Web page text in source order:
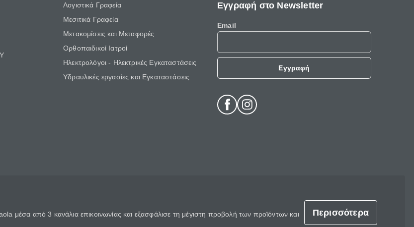
Λογιστικά Γραφεία
Μεσιτικά Γραφεία
Μετακομίσεις και Μεταφορές
Ορθοπαιδικοί Ιατροί
Ηλεκτρολόγοι - Ηλεκτρικές Εγκαταστάσεις
Υδραυλικές εργασίες και Εγκαταστάσεις
Εγγραφή στο Newsletter
Email
Εγγραφή
μέσα από 3 κανάλια επικοινωνίας και εξασφάλισε τη μέγιστη προβολή των προϊόντων και
Περισσότερα